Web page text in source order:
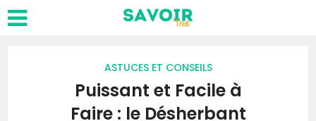
ASTUCES ET CONSEILS
Puissant et Facile à
Faire : le Désherbant